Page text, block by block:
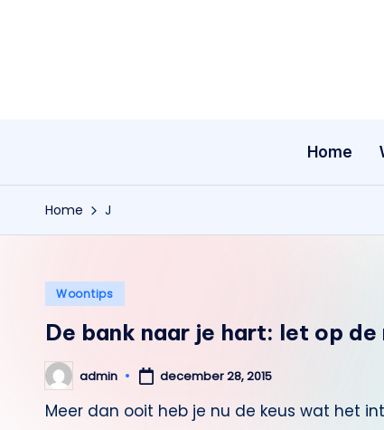
Home
Home J
Geplaatst
Woontips
De bank naar je hart: let op de
Geplaatst
door
admin december 28, 2015
Meer dan ooit heb je nu de keus wat het